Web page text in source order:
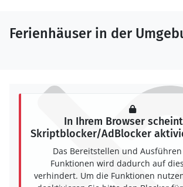
Ferienhäuser in der
In Ihrem Browser
Skriptblocker/AdBlocker
Das Bereitstellen und
Funktionen wird dadurch auf
verhindert. Um die Funktionen